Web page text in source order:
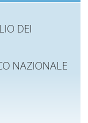
DEI
NAZIONALE